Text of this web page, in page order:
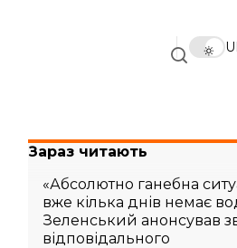
Зараз читають
«Абсолютно ганебна
вже кілька днів немає
Зеленський анонсував
відповідального